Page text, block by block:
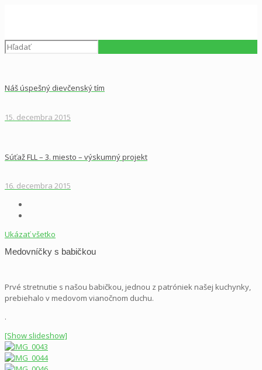
Náš úspešný dievčenský tím
15. decembra 2015
Súťaž FLL – 3. miesto – výskumný projekt
16. decembra 2015
Ukázať všetko
Medovníčky s babičkou
Prvé stretnutie s našou babičkou, jednou z patróniek našej kuchynky,
prebiehalo v medovom vianočnom duchu.
.
[Show slideshow]